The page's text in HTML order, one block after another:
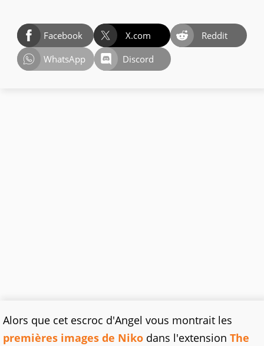
Facebook X.com
Reddit
WhatsApp
Discord
Alors que cet escroc d'Angel vous montrait les
premières images de Niko dans l'extension The